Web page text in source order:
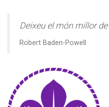
Deixeu el món millor
Robert Baden-Powell